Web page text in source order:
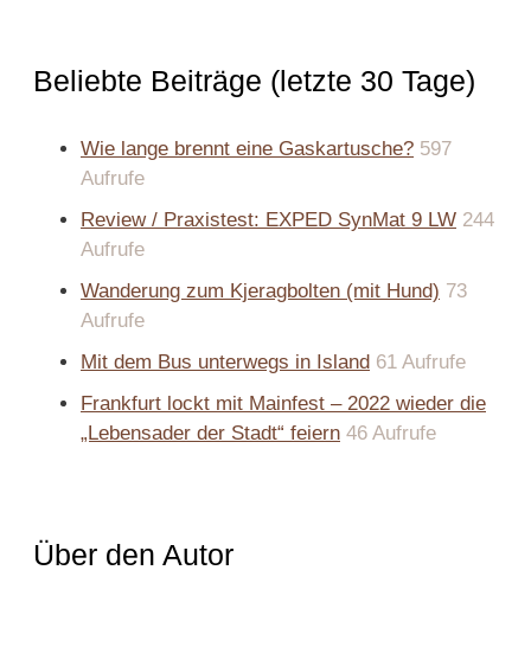
Beliebte Beiträge (letzte 30 Tage)
Wie lange brennt eine Gaskartusche? 597
Aufrufe
Review / Praxistest: EXPED SynMat 9 LW 244
Aufrufe
Wanderung zum Kjeragbolten (mit Hund) 73
Aufrufe
Mit dem Bus unterwegs in Island 61 Aufrufe
Frankfurt lockt mit Mainfest – 2022 wieder die
„Lebensader der Stadt“ feiern 46 Aufrufe
Über den Autor